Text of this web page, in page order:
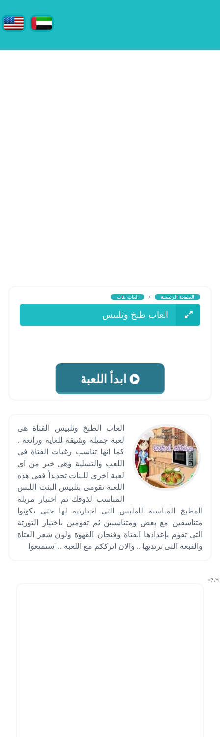
الصفحة الرئيسية / العاب بنات
العاب طبخ وتلبيس
ابدأ اللعبة
العاب الطبخ وتلبيس الفتاة هى
لعبة جميلة وشيقة للغاية ورائعة .
كما انها تناسب رغبات الفتاة فى
اللعب والتسلية وهى خير من اى
لعبة اخرى للبنات تحديداً ففى هذه
اللعبة تقومى بتلبيس البنت اللبس
المناسب لذوقك ثم اختيار مريلة
المطبخ المناسبة للملبس التى اختارتيه لها حتى يكونوا
متناسقين مع بعض ومتناسبين ثم تقومين باختيار التورتة
التى تقوم بإعدادها الفتاة وفنجان القهوة ولون شعر الفتاة
والقبعة التى ترتديها .. والان اترككم مع اللعبة .. استمتعوا
*/ ?>